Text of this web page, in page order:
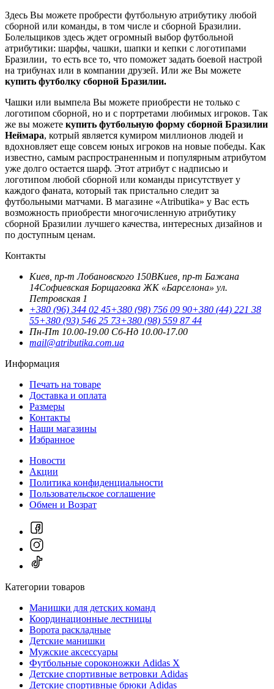
Здесь Вы можете пробрести футбольную атрибутику любой
сборной или команды, в том числе и сборной Бразилии.
Болельщиков здесь ждет огромный выбор футбольной
атрибутики: шарфы, чашки, шапки и кепки с логотипами
Бразилии, то есть все то, что поможет задать боевой настрой
на трибунах или в компании друзей. Или же Вы можете
купить футболку сборной Бразилии.
Чашки или вымпела Вы можете приобрести не только с
логотипом сборной, но и с портретами любимых игроков. Так
же вы можете купить футбольную форму сборной Бразилии
Неймара, котрый является кумиром миллионов людей и
вдохновляет еще совсем юных игроков на новые победы. Как
известно, самым распространенным и популярным атрибутом
уже долго остается шарф. Этот атрибут с надписью и
логотипом любой сборной или команды присутствует у
каждого фаната, который так пристально следит за
футбольными матчами. В магазине «Atributika» у Вас есть
возможность приобрести многочисленную атрибутику
сборной Бразилии лучшего качества, интересных дизайнов и
по доступным ценам.
Контакты
Киев, пр-т Лобановского 150ВКиев, пр-т Бажана
14Софиевская Борщаговка ЖК «Барселона» ул.
Петровская 1
+380 (96) 344 02 45+380 (98) 756 09 90+380 (44) 221 38
55+380 (93) 546 25 73+380 (98) 559 87 44
Пн-Пт 10.00-19.00 Cб-Нд 10.00-17.00
mail@atributika.com.ua
Информация
Печать на товаре
Доставка и оплата
Размеры
Контакты
Наши магазины
Избранное
Новости
Акции
Политика конфиденциальности
Пользовательское соглашение
Обмен и Возрат
Категории товаров
Манишки для детских команд
Координационные лестницы
Ворота раскладные
Детские манишки
Мужские аксессуары
Футбольные сороконожки Adidas Х
Детские спортивные ветровки Adidas
Детские спортивные брюки Adidas